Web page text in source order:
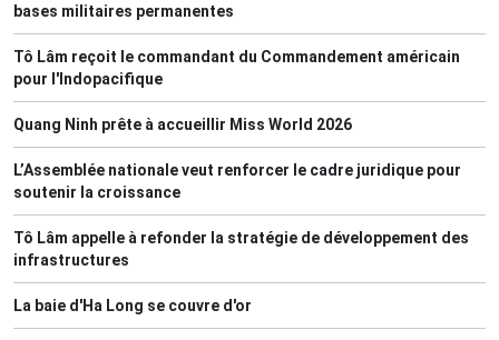
bases militaires permanentes
Tô Lâm reçoit le commandant du Commandement américain
pour l'Indopacifique
Quang Ninh prête à accueillir Miss World 2026
L’Assemblée nationale veut renforcer le cadre juridique pour
soutenir la croissance
Tô Lâm appelle à refonder la stratégie de développement des
infrastructures
La baie d'Ha Long se couvre d'or